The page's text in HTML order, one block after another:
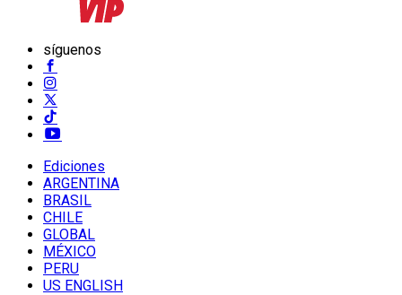
síguenos
Ediciones
ARGENTINA
BRASIL
CHILE
GLOBAL
MÉXICO
PERU
US ENGLISH